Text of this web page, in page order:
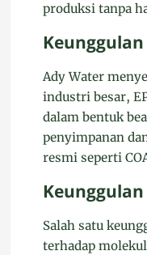
produksi tanpa
Ady Water
industri besar,
dalam bentuk
penyimpanan
resmi seperti
Salah satu
terhadap